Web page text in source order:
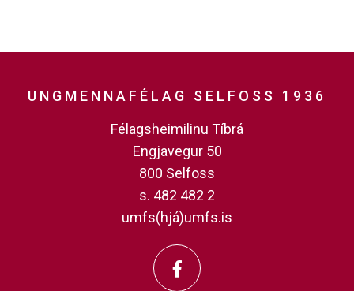
UNGMENNAFÉLAG SELFOSS 1936
Félagsheimilinu Tíbrá
Engjavegur 50
800 Selfoss
s. 482 482 2
umfs(hjá)umfs.is